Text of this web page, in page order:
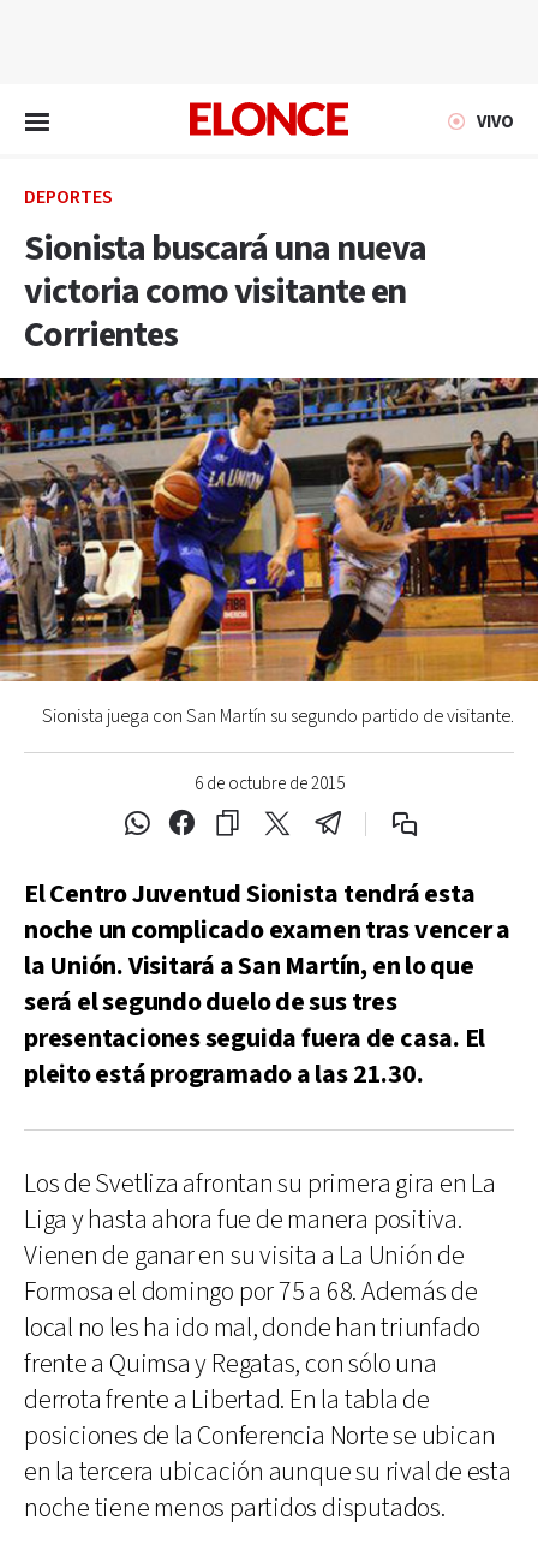
VIVO
DEPORTES
Sionista buscará una nueva
victoria como visitante en
Corrientes
6 de octubre de 2015
Sionista juega con San Martín su segundo partido de visitante.
El Centro Juventud Sionista tendrá esta
noche un complicado examen tras vencer a
la Unión. Visitará a San Martín, en lo que
será el segundo duelo de sus tres
presentaciones seguida fuera de casa. El
pleito está programado a las 21.30.
Los de Svetliza afrontan su primera gira en La
Liga y hasta ahora fue de manera positiva.
Vienen de ganar en su visita a La Unión de
Formosa el domingo por 75 a 68. Además de
local no les ha ido mal, donde han triunfado
frente a Quimsa y Regatas, con sólo una
derrota frente a Libertad. En la tabla de
posiciones de la Conferencia Norte se ubican
en la tercera ubicación aunque su rival de esta
noche tiene menos partidos disputados.